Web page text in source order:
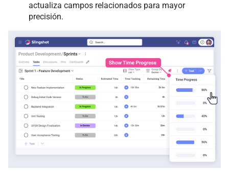
actualiza campos relacionados para mayor
precisión.